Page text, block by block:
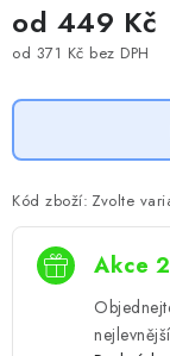
od 449 Kč
od 371 Kč bez DPH
Kód zboží: Zvolte
Akce